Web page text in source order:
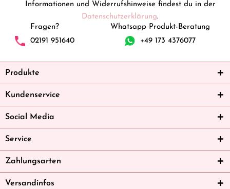
Informationen und Widerrufshinweise findest du in der
Datenschutzerklärung.
Fragen?
02191 951640
Whatsapp Produkt-Beratung
+49 173 4376077
Produkte
Kundenservice
Social Media
Service
Zahlungsarten
Versandinfos